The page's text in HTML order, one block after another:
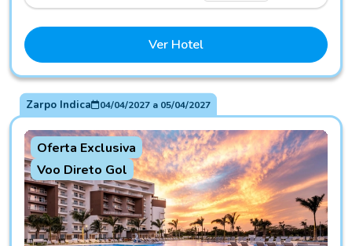
Ver Hotel
Zarpo Indica 04/04/2027a 05/04/2027
Oferta Exclusiva
Voo Direto Gol